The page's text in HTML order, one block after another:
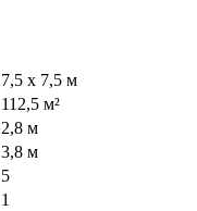
7,5 x 7,5 м
112,5 м²
2,8 м
3,8 м
5
1